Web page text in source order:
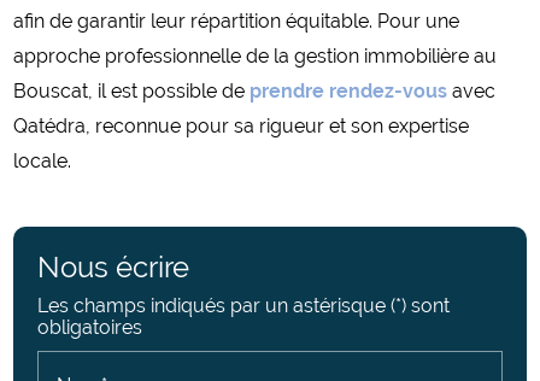
afin de garantir leur répartition équitable. Pour une
approche professionnelle de la gestion immobilière au
Bouscat, il est possible de prendre rendez-vous avec
Qatédra, reconnue pour sa rigueur et son expertise
locale.
Nous écrire
Les champs indiqués par un astérisque (*) sont
obligatoires